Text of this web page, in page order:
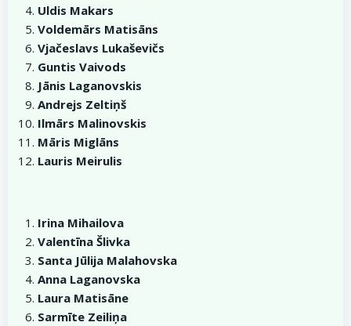
Uldis Makars
Voldemārs Matisāns
Vjačeslavs Lukaševičs
Guntis Vaivods
Jānis Laganovskis
Andrejs Zeltiņš
Ilmārs Malinovskis
Māris Miglāns
Lauris Meirulis
Irina Mihailova
Valentīna Šlivka
Santa Jūlija Malahovska
Anna Laganovska
Laura Matisāne
Sarmīte Zeiliņa